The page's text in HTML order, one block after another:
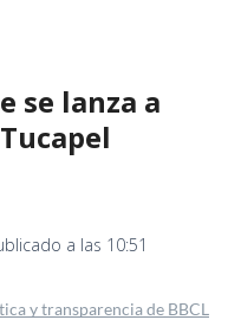
se lanza a
a las 10:51
y transparencia de BBCL